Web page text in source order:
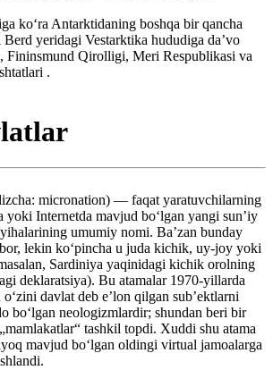
koʻra Antarktidaning boshqa bir qancha
yeridagi Vestarktika hududiga daʼvo
Fininsmund Qirolligi, Meri Respublikasi va
.
micronation) — faqat yaratuvchilarning
yoki Internetda mavjud boʻlgan yangi sunʼiy
umumiy nomi. Baʼzan bunday
lekin koʻpincha u juda kichik, uy-joy yoki
Sardiniya yaqinidagi kichik orolning
deklaratsiya). Bu atamalar 1970-yillarda
davlat deb eʼlon qilgan sub’ektlarni
boʻlgan neologizmlardir; shundan beri bir
tashkil topdi. Xuddi shu atama
mavjud boʻlgan oldingi virtual jamoalarga